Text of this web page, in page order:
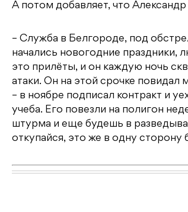
А потом добавляет, что Александр
– Служба в Белгороде, под
начались новогодние праздники,
это прилёты, и он каждую ночь
атаки. Он на этой срочке повидал
– в ноябре подписал контракт и
учеба. Его повезли на полигон
штурма и еще будешь в
откупайся, это же в одну сторону